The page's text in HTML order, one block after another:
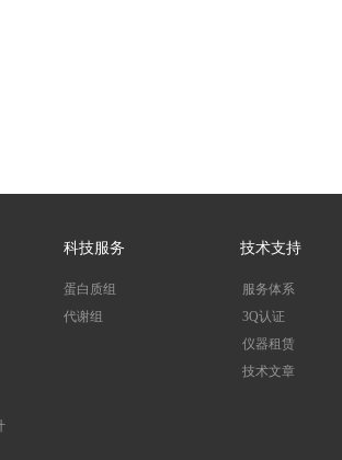
科技服务
蛋白质组
代谢组
技术支持
服务体系
3Q认证
仪器租赁
技术文章